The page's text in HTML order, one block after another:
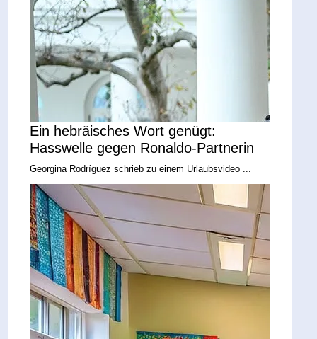
Ein hebräisches Wort genügt:
Hasswelle gegen Ronaldo-Partnerin
Georgina Rodríguez schrieb zu einem Urlaubsvideo ...